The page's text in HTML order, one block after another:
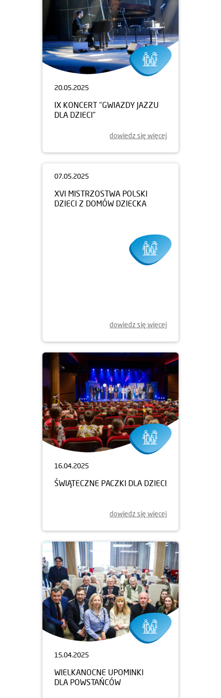
20.05.2025
IX KONCERT "GWIAZDY JAZZU
DLA DZIECI"
dowiedz się więcej
dowiedz się więcej
16.04.2025
ŚWIĄTECZNE PACZKI DLA DZIECI
dowiedz się więcej
15.04.2025
WIELKANOCNE UPOMINKI
DLA POWSTAŃCÓW